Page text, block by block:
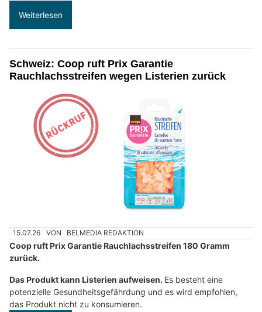
Weiterlesen
Schweiz: Coop ruft Prix Garantie
Rauchlachsstreifen wegen Listerien zurück
15.07.26 VON BELMEDIA REDAKTION
Coop ruft Prix Garantie Rauchlachsstreifen 180 Gramm
zurück.
Das Produkt kann Listerien aufweisen. Es besteht eine
potenzielle Gesundheitsgefährdung und es wird empfohlen,
das Produkt nicht zu konsumieren.